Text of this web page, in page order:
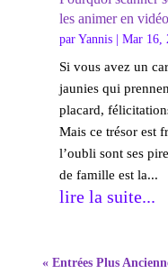
les animer en vidéo
par Yannis| Mar 16,
Si vous avez un
jaunies qui
placard,
Mais ce trésor est
l’oubli sont ses
de famille est la...
lire la suite...
« Entrées Plus